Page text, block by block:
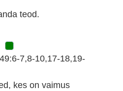
teod.
7,8-10,17-18,19-
kes on vaimus